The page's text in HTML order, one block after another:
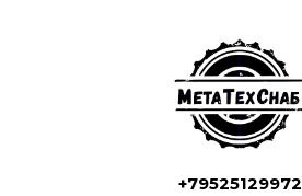
+79525129972